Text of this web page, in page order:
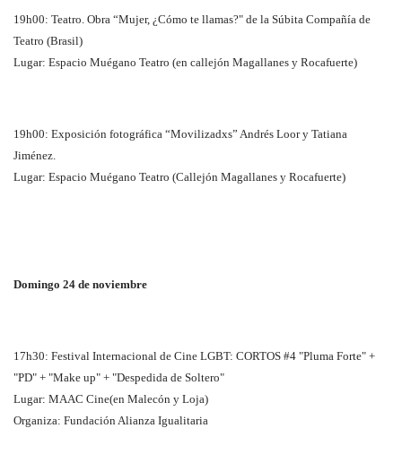
19h00: Teatro. Obra “Mujer, ¿Cómo te llamas?" de la Súbita Compañía de
Teatro (Brasil)
Lugar: Espacio Muégano Teatro (en callejón Magallanes y Rocafuerte)
19h00: Exposición fotográfica “Movilizadxs” Andrés Loor y Tatiana
Jiménez.
Lugar: Espacio Muégano Teatro (Callejón Magallanes y Rocafuerte)
Domingo 24 de noviembre
17h30: Festival Internacional de Cine LGBT: CORTOS #4 "Pluma Forte" +
"PD" + "Make up" + "Despedida de Soltero"
Lugar: MAAC Cine(en Malecón y Loja)
Organiza: Fundación Alianza Igualitaria